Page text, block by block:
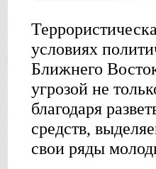
условиях
Ближнего
угрозой не
благодаря
средств,
свои ряды